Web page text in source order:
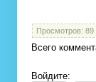
Просмотров: 89 |
Всего
Войдите: